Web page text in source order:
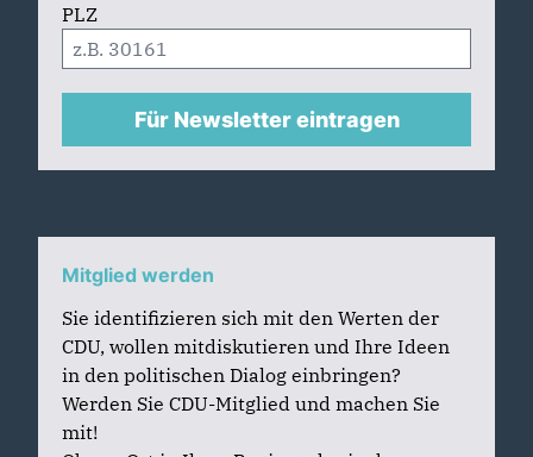
PLZ
Für Newsletter eintragen
Mitglied werden
Sie identifizieren sich mit den Werten der
CDU, wollen mitdiskutieren und Ihre Ideen
in den politischen Dialog einbringen?
Werden Sie CDU-Mitglied und machen Sie
mit!